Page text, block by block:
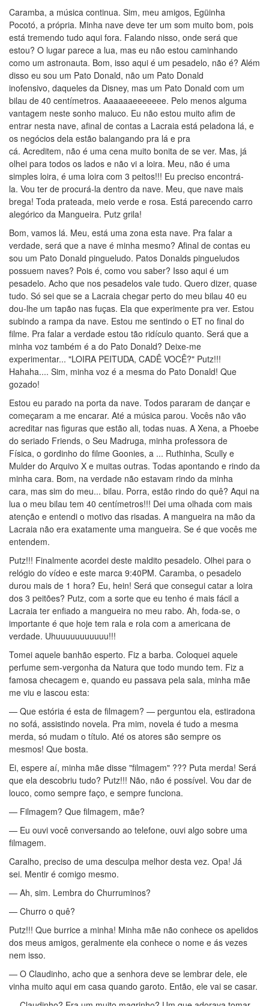
Caramba, a música continua. Sim, meu amigos, Egüinha
Pocotó, a própria. Minha nave deve ter um som muito bom, pois
está tremendo tudo aqui fora. Falando nisso, onde será que
estou? O lugar parece a lua, mas eu não estou caminhando
como um astronauta. Bom, isso aqui é um pesadelo, não é? Além
disso eu sou um Pato Donald, não um Pato Donald
inofensivo, daqueles da Disney, mas um Pato Donald com um
bilau de 40 centímetros. Aaaaaaeeeeeee. Pelo menos alguma
vantagem neste sonho maluco. Eu não estou muito afim de
entrar nesta nave, afinal de contas a Lacraia está peladona lá, e
os negócios dela estão balangando pra lá e pra
cá. Acreditem, não é uma cena muito bonita de se ver. Mas, já
olhei para todos os lados e não vi a loira. Meu, não é uma
simples loira, é uma loira com 3 peitos!!! Eu preciso encontrá-
la. Vou ter de procurá-la dentro da nave. Meu, que nave mais
brega! Toda prateada, meio verde e rosa. Está parecendo carro
alegórico da Mangueira. Putz grila!
Bom, vamos lá. Meu, está uma zona esta nave. Pra falar a
verdade, será que a nave é minha mesmo? Afinal de contas eu
sou um Pato Donald pingueludo. Patos Donalds pingueludos
possuem naves? Pois é, como vou saber? Isso aqui é um
pesadelo. Acho que nos pesadelos vale tudo. Quero dizer, quase
tudo. Só sei que se a Lacraia chegar perto do meu bilau 40 eu
dou-lhe um tapão nas fuças. Ela que experimente pra ver. Estou
subindo a rampa da nave. Estou me sentindo o ET no final do
filme. Pra falar a verdade estou tão ridículo quanto. Será que a
minha voz também é a do Pato Donald? Deixe-me
experimentar... "LOIRA PEITUDA, CADÊ VOCÊ?" Putz!!!
Hahaha.... Sim, minha voz é a mesma do Pato Donald! Que
gozado!
Estou eu parado na porta da nave. Todos pararam de dançar e
começaram a me encarar. Até a música parou. Vocês não vão
acreditar nas figuras que estão ali, todas nuas. A Xena, a Phoebe
do seriado Friends, o Seu Madruga, minha professora de
Física, o gordinho do filme Goonies, a ... Ruthinha, Scully e
Mulder do Arquivo X e muitas outras. Todas apontando e rindo da
minha cara. Bom, na verdade não estavam rindo da minha
cara, mas sim do meu... bilau. Porra, estão rindo do quê? Aqui na
lua o meu bilau tem 40 centímetros!!! Dei uma olhada com mais
atenção e entendi o motivo das risadas. A mangueira na mão da
Lacraia não era exatamente uma mangueira. Se é que vocês me
entendem.
Putz!!! Finalmente acordei deste maldito pesadelo. Olhei para o
relógio do vídeo e este marca 9:40PM. Caramba, o pesadelo
durou mais de 1 hora? Eu, hein! Será que consegui catar a loira
dos 3 peitões? Putz, com a sorte que eu tenho é mais fácil a
Lacraia ter enfiado a mangueira no meu rabo. Ah, foda-se, o
importante é que hoje tem rala e rola com a americana de
verdade. Uhuuuuuuuuuuu!!!
Tomei aquele banhão esperto. Fiz a barba. Coloquei aquele
perfume sem-vergonha da Natura que todo mundo tem. Fiz a
famosa checagem e, quando eu passava pela sala, minha mãe
me viu e lascou esta:
— Que estória é esta de filmagem? — perguntou ela, estiradona
no sofá, assistindo novela. Pra mim, novela é tudo a mesma
merda, só mudam o título. Até os atores são sempre os
mesmos! Que bosta.
Ei, espere aí, minha mãe disse "filmagem" ??? Puta merda! Será
que ela descobriu tudo? Putz!!! Não, não é possível. Vou dar de
louco, como sempre faço, e sempre funciona.
— Filmagem? Que filmagem, mãe?
— Eu ouvi você conversando ao telefone, ouvi algo sobre uma
filmagem.
Caralho, preciso de uma desculpa melhor desta vez. Opa! Já
sei. Mentir é comigo mesmo.
— Ah, sim. Lembra do Churruminos?
— Churro o quê?
Putz!!! Que burrice a minha! Minha mãe não conhece os apelidos
dos meus amigos, geralmente ela conhece o nome e ás vezes
nem isso.
— O Claudinho, acho que a senhora deve se lembrar dele, ele
vinha muito aqui em casa quando garoto. Então, ele vai se casar.